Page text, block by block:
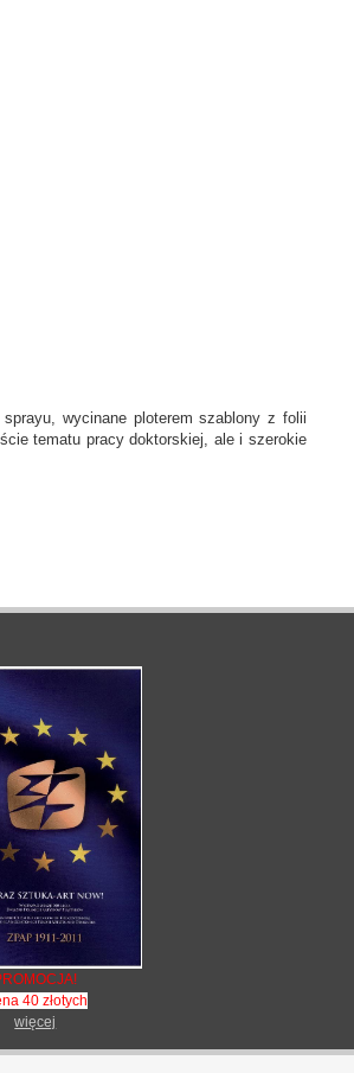
wycinane ploterem szablony z folii
tematu pracy doktorskiej, ale i szerokie
40 złotych
więcej